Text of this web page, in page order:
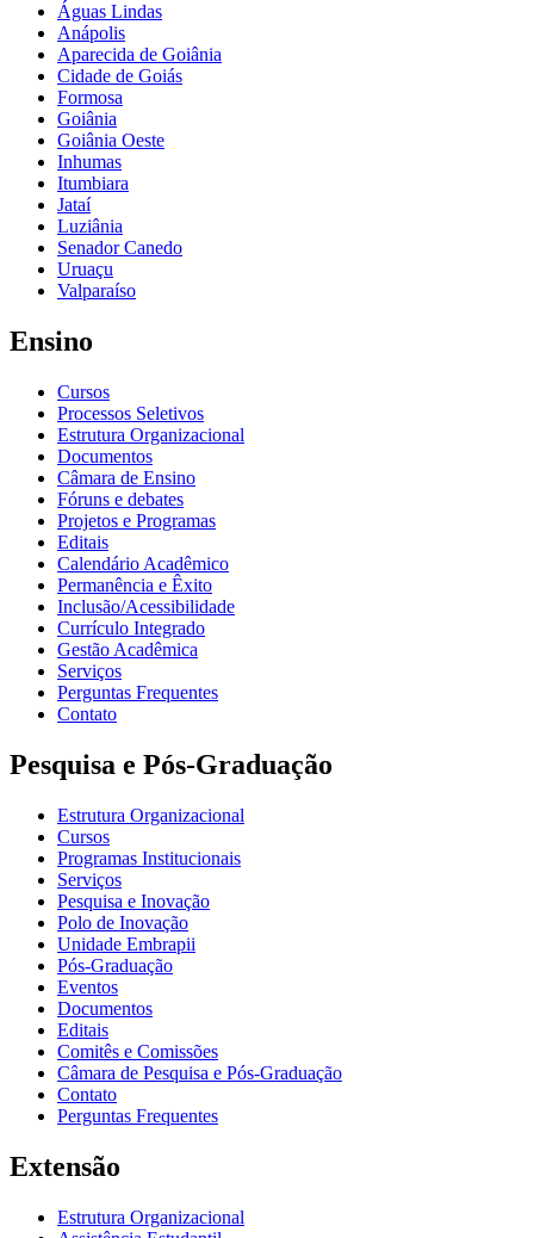
Águas Lindas
Anápolis
Aparecida de Goiânia
Cidade de Goiás
Formosa
Goiânia
Goiânia Oeste
Inhumas
Itumbiara
Jataí
Luziânia
Senador Canedo
Uruaçu
Valparaíso
Ensino
Cursos
Processos Seletivos
Estrutura Organizacional
Documentos
Câmara de Ensino
Fóruns e debates
Projetos e Programas
Editais
Calendário Acadêmico
Permanência e Êxito
Inclusão/Acessibilidade
Currículo Integrado
Gestão Acadêmica
Serviços
Perguntas Frequentes
Contato
Pesquisa e Pós-Graduação
Estrutura Organizacional
Cursos
Programas Institucionais
Serviços
Pesquisa e Inovação
Polo de Inovação
Unidade Embrapii
Pós-Graduação
Eventos
Documentos
Editais
Comitês e Comissões
Câmara de Pesquisa e Pós-Graduação
Contato
Perguntas Frequentes
Extensão
Estrutura Organizacional